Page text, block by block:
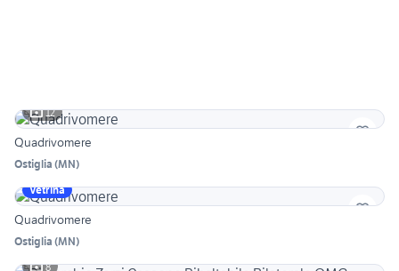
12
Quadrivomere
Ostiglia (MN)
Vetrina
Quadrivomere
Ostiglia (MN)
8